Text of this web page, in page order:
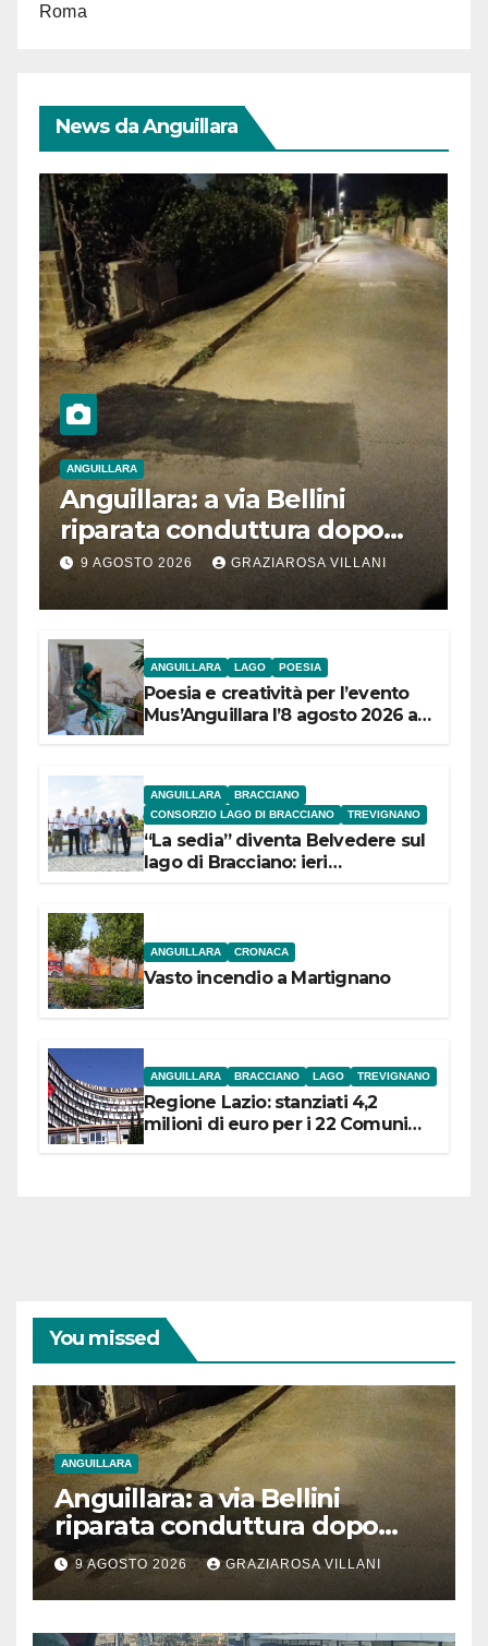
Roma
News da Anguillara
ANGUILLARA
Anguillara: a via Bellini
riparata conduttura dopo
segnalazione IdD
9 AGOSTO 2026 GRAZIAROSA VILLANI
ANGUILLARA LAGO POESIA
Poesia e creatività per l’evento
Mus’Anguillara l’8 agosto 2026 al
ANGUILLARA
BRACCIANO
CONSORZIO LAGO DI BRACCIANO
TREVIGNANO
“La sedia” diventa Belvedere sul
lago di Bracciano: ieri
ANGUILLARA CRONACA
Vasto incendio a Martignano
ANGUILLARA BRACCIANO LAGO TREVIGNANO
Regione Lazio: stanziati 4,2
milioni di euro per i 22 Comuni
You missed
ANGUILLARA
Anguillara: a via Bellini
riparata conduttura dopo
segnalazione IdD
9 AGOSTO 2026 GRAZIAROSA VILLANI